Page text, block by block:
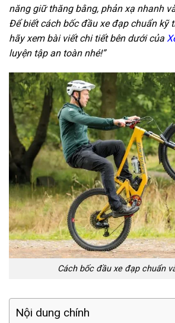
năng giữ thăng bằng, phản xạ nhanh
Để biết cách bốc đầu xe đạp chuẩn kỹ
hãy xem bài viết chi tiết bên dưới của
luyện tập an toàn nhé!”
Cách bốc đầu xe đạp chuẩn
Nội dung chính